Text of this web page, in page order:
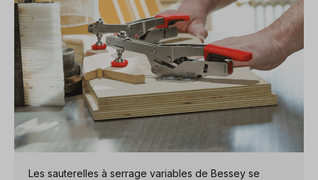
Les sauterelles à serrage variables de Bessey se